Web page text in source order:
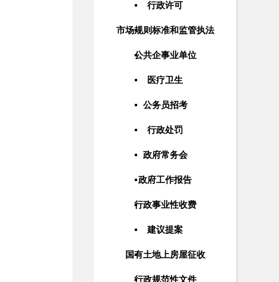
行政许可
市场规则标准和监管执法
公共企事业单位
医疗卫生
公务员招考
行政处罚
政府常务会
政府工作报告
行政事业性收费
建议提案
国有土地上房屋征收
行政规范性文件